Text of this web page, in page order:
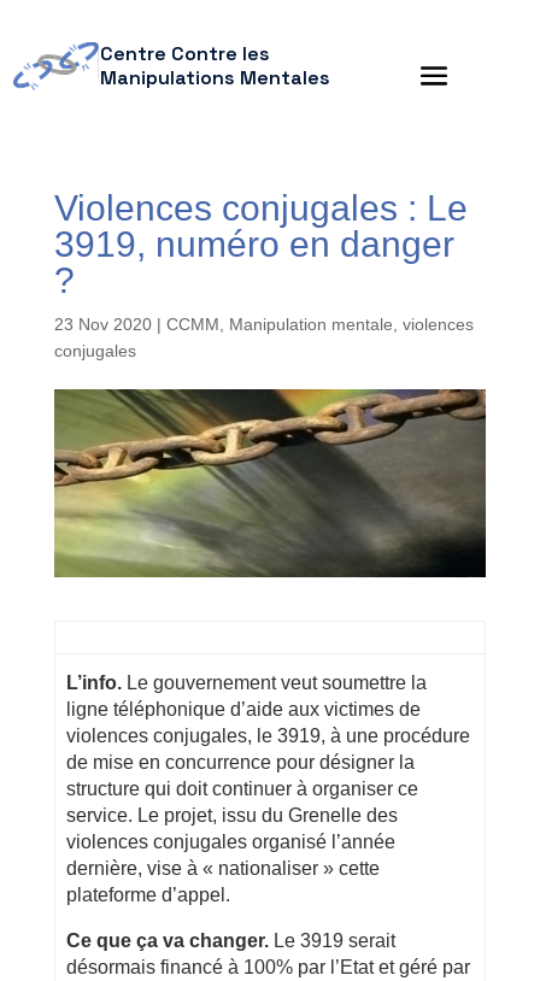
Centre Contre les
Manipulations Mentales
Violences conjugales : Le
3919, numéro en danger
?
23 Nov 2020| CCMM Manipulation mentale violences
conjugales
L’info. Le gouvernement veut soumettre la
ligne téléphonique d’aide aux victimes de
violences conjugales, le 3919, à une procédure
de mise en concurrence pour désigner la
structure qui doit continuer à organiser ce
service. Le projet, issu du Grenelle des
violences conjugales organisé l’année
dernière, vise à « nationaliser » cette
plateforme d’appel.
Ce que ça va changer. Le 3919 serait
désormais financé à 100% par l’Etat et géré par